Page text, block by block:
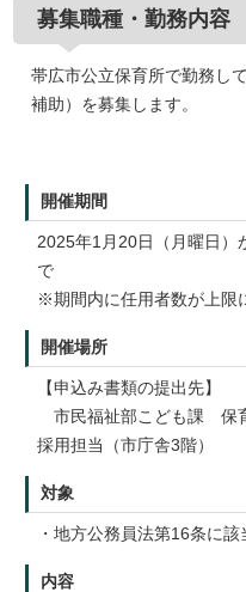
募集職種・勤務内容
帯広市公立保育所で勤務し
補助）を募集します。
開催期間
2025年1月20日（月曜日）
で
※期間内に任用者数が上限
開催場所
【申込み書類の提出先】
市民福祉部こども課 保
採用担当（市庁舎3階）
対象
・地方公務員法第16条に
内容